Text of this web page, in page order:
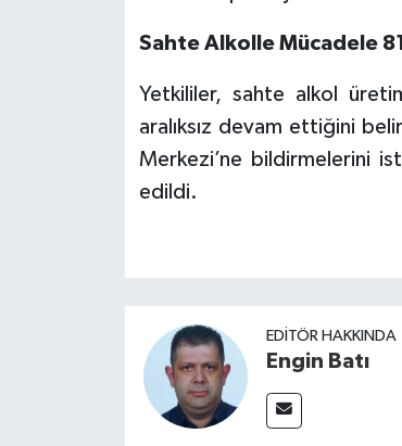
Sahte Alkolle Mücadele
Yetkililer, sahte alkol
aralıksız devam ettiğini
Merkezi’ne bildirmelerini
edildi.
EDITÖR HAKKINDA
Engin Batı